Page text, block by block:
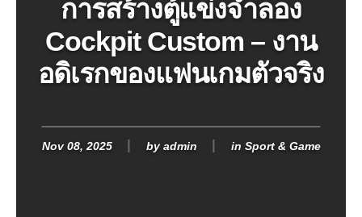
การสร้างตู้แข่งจำลอง
Cockpit Custom – งาน
อดิเรกของแฟนเกมตัวจริง
Nov 08, 2025 by admin in Sport & Game